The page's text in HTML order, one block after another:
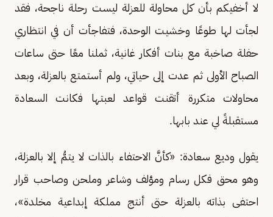
لا أخفيكم بأن كل محاولة للعزلة ليست رحلة ناجحة، فقد
لجأت لها طوعًا وخشيت الوحدة، فتفاجأت أن في انتظاري
حفلة صاخبة مع بنات أفكار غانية، ثملنا معًا حتى ساعات
الصباح الأولى ثم عدت إلى حياتي، ولم أستمتع بالعزلة، وبعد
محاولات متكررة أتقنت قواعد لعبتها فكانت السعادة
مستقبلةً لي عند بابها.
يقول وديع سعادة: «كأنَّ الاحتفاء بالذات لا يتمُّ إلا بالعزلة،
وهو محق فكل رسام ومؤلف وشاعر وملحن وصاحب قرار
احتفى بذاته بالعزلة حتى أنتج مملكة إبداعية مخلدة»،